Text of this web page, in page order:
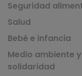
Seguridad
Salud
Bebé e infancia
Medio ambiente y
solidaridad